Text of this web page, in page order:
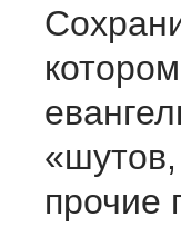
прочие